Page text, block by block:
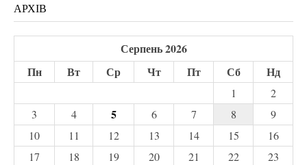
АРХІВ
Серпень 2026
Пн
Вт Ср Чт Пт Сб Нд
1
2
3
4 5 6 7 8
9
10
11 12 13 14 15
16
17
18 19 20 21 22
23